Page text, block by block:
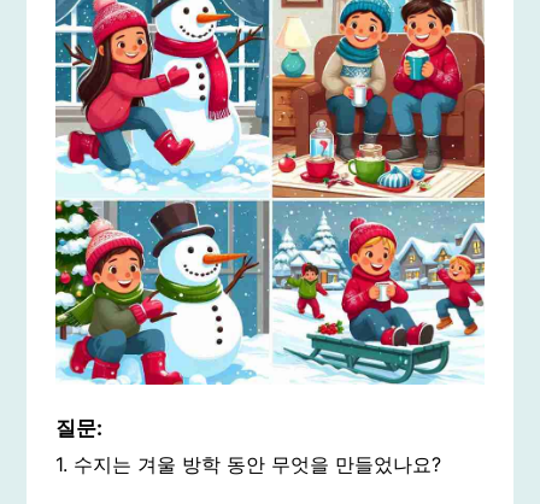
질문:
1. 수지는 겨울 방학 동안 무엇을 만들었나요?